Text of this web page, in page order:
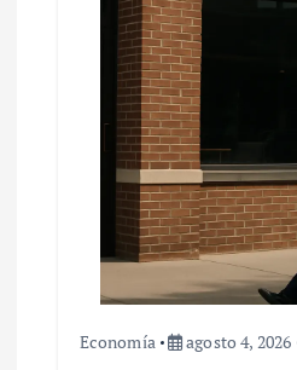
Economía agosto 4, 2026